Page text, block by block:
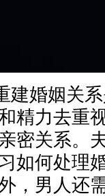
建婚姻关
精力去重
密关系。
如何处理
，男人还